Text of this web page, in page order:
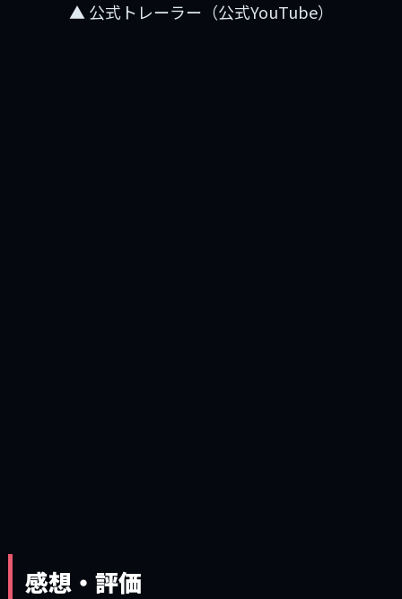
▲ 公式トレーラー（公式YouTube）
感想・評価